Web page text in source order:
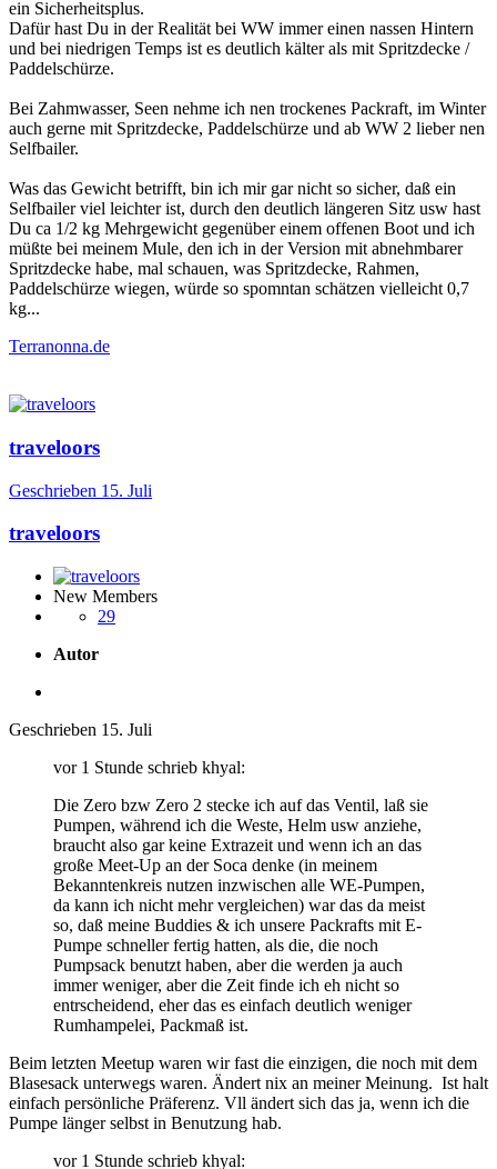
ein Sicherheitsplus.
Dafür hast Du in der Realität bei WW immer einen nassen Hintern
und bei niedrigen Temps ist es deutlich kälter als mit Spritzdecke /
Paddelschürze.
Bei Zahmwasser, Seen nehme ich nen trockenes Packraft, im Winter
auch gerne mit Spritzdecke, Paddelschürze und ab WW 2 lieber nen
Selfbailer.
Was das Gewicht betrifft, bin ich mir gar nicht so sicher, daß ein
Selfbailer viel leichter ist, durch den deutlich längeren Sitz usw hast
Du ca 1/2 kg Mehrgewicht gegenüber einem offenen Boot und ich
müßte bei meinem Mule, den ich in der Version mit abnehmbarer
Spritzdecke habe, mal schauen, was Spritzdecke, Rahmen,
Paddelschürze wiegen, würde so spomntan schätzen vielleicht 0,7
kg...
Terranonna.de
traveloors
Geschrieben 15. Juli
traveloors
New Members
29
Autor
Geschrieben 15. Juli
vor 1 Stunde schrieb khyal:
Die Zero bzw Zero 2 stecke ich auf das Ventil, laß sie
Pumpen, während ich die Weste, Helm usw anziehe,
braucht also gar keine Extrazeit und wenn ich an das
große Meet-Up an der Soca denke (in meinem
Bekanntenkreis nutzen inzwischen alle WE-Pumpen,
da kann ich nicht mehr vergleichen) war das da meist
so, daß meine Buddies & ich unsere Packrafts mit E-
Pumpe schneller fertig hatten, als die, die noch
Pumpsack benutzt haben, aber die werden ja auch
immer weniger, aber die Zeit finde ich eh nicht so
entrscheidend, eher das es einfach deutlich weniger
Rumhampelei, Packmaß ist.
Beim letzten Meetup waren wir fast die einzigen, die noch mit dem
Blasesack unterwegs waren. Ändert nix an meiner Meinung. Ist halt
einfach persönliche Präferenz. Vll ändert sich das ja, wenn ich die
Pumpe länger selbst in Benutzung hab.
vor 1 Stunde schrieb khyal: